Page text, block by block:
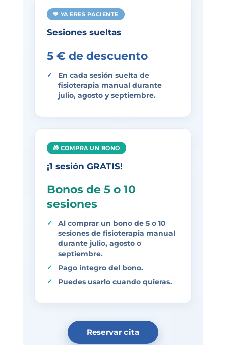
💙 YA ERES PACIENTE
Sesiones sueltas
5 € de descuento
En cada sesión suelta de
fisioterapia manual durante
julio, agosto y septiembre.
🎁 COMPRA UN BONO
¡1 sesión GRATIS!
Bonos de 5 o 10
sesiones
Al comprar un bono de 5 o 10
sesiones de fisioterapia manual
durante julio, agosto o
septiembre.
Pago íntegro del bono.
Puedes usarlo cuando quieras.
Reservar cita